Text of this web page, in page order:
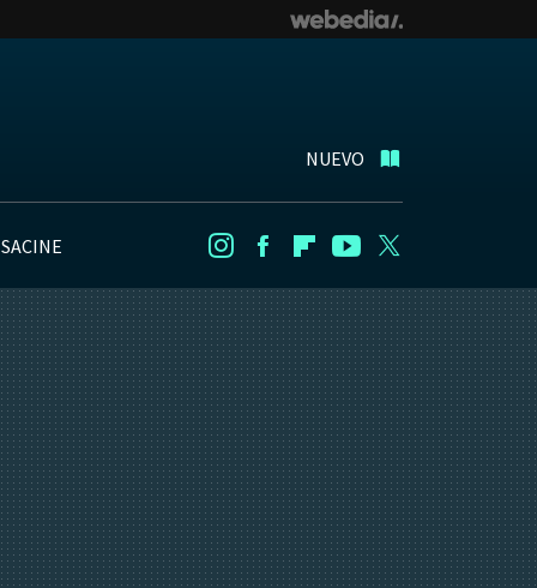
NUEVO
InstagramFacebookFlipboard
Youtube